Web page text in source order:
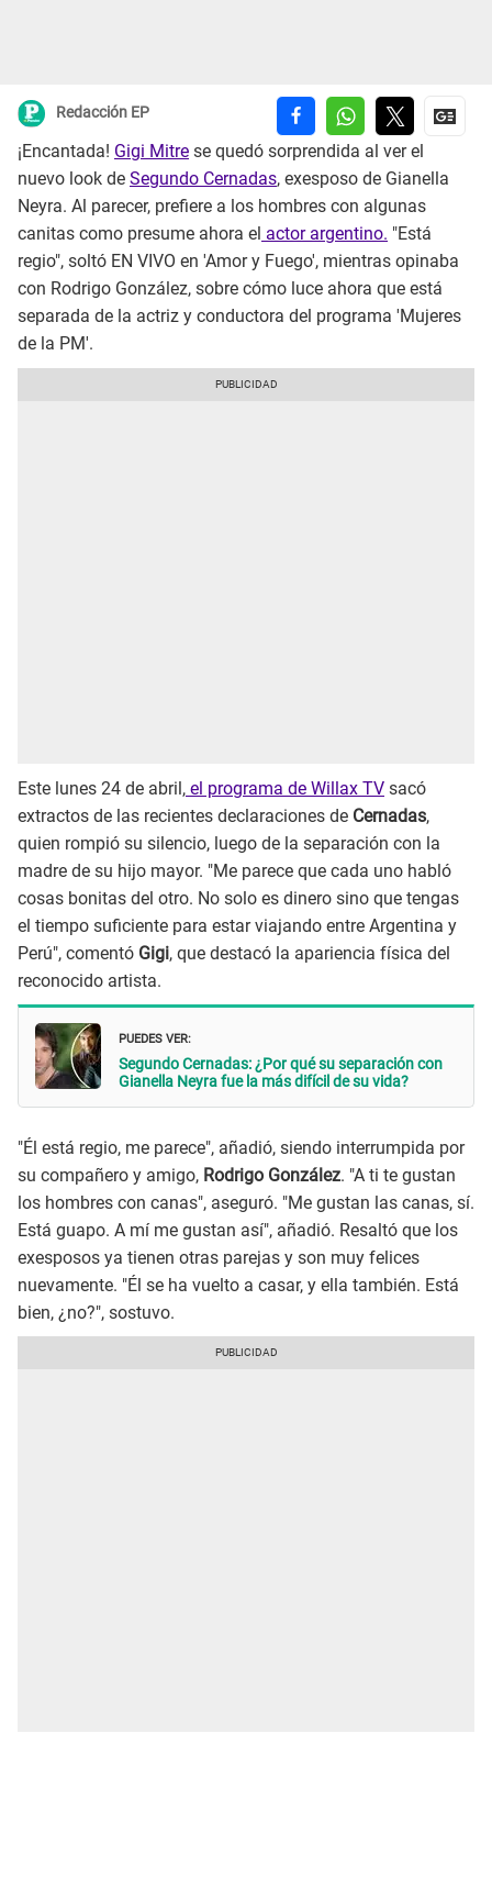
Redacción EP
¡Encantada! Gigi Mitre se quedó sorprendida al ver el
nuevo look de Segundo Cernadas, exesposo de Gianella
Neyra. Al parecer, prefiere a los hombres con algunas
canitas como presume ahora el actor argentino. "Está
regio", soltó EN VIVO en 'Amor y Fuego', mientras opinaba
con Rodrigo González, sobre cómo luce ahora que está
separada de la actriz y conductora del programa 'Mujeres
de la PM'.
Este lunes 24 de abril, el programa de Willax TV sacó
extractos de las recientes declaraciones de Cernadas,
quien rompió su silencio, luego de la separación con la
madre de su hijo mayor. "Me parece que cada uno habló
cosas bonitas del otro. No solo es dinero sino que tengas
el tiempo suficiente para estar viajando entre Argentina y
Perú", comentó Gigi, que destacó la apariencia física del
reconocido artista.
PUEDES VER:
Segundo Cernadas: ¿Por qué su separación con
Gianella Neyra fue la más difícil de su vida?
"Él está regio, me parece", añadió, siendo interrumpida por
su compañero y amigo, Rodrigo González. "A ti te gustan
los hombres con canas", aseguró. "Me gustan las canas, sí.
Está guapo. A mí me gustan así", añadió. Resaltó que los
exesposos ya tienen otras parejas y son muy felices
nuevamente. "Él se ha vuelto a casar, y ella también. Está
bien, ¿no?", sostuvo.